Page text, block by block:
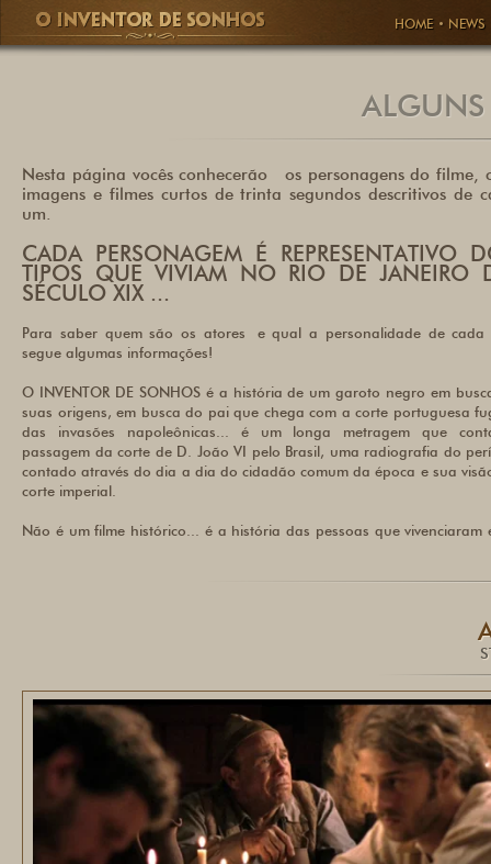
HOME NEWS
ALGUNS
Nesta página vocês conhecerão os personagens do filme,
imagens e filmes curtos de trinta segundos descritivos de
um.
CADA PERSONAGEM É REPRESENTATIVO
TIPOS QUE VIVIAM NO RIO DE JANEIRO
SÉCULO XIX ...
Para saber quem são os atores e qual a personalidade de cada
segue algumas informações!
O INVENTOR DE SONHOS é a história de um garoto negro em
suas origens, em busca do pai que chega com a corte portuguesa
das invasões napoleônicas... é um longa metragem que
passagem da corte de D. João VI pelo Brasil, uma radiografia do
contado através do dia a dia do cidadão comum da época e sua
corte imperial.
Não é um filme histórico... é a história das pessoas que vivenciaram